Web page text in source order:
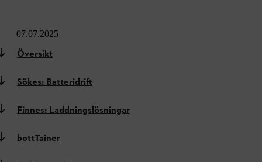
07.07.2025
Översikt
Sökes: Batteridrift
Finnes: Laddningslösningar
bottTainer